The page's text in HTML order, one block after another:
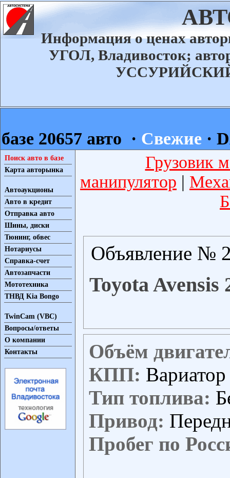
Информация о ценах
УГОЛ, Владивосток;
УССУРИЙСКИЙ
базе 20657 авто · Свежие ·
Поиск авто в базе
Карта авторынка
Автоаукционы
Авто в кредит
Отправка авто
Шины, диски
Тюнинг, обвес
Нотариусы
Справка-счет
Автозапчасти
Мототехника
ТНВД Kia Bongo
TwinCam (VBC)
Вопросы/ответы
О компании
Контакты
Грузовик
манипулятор |
Объявление №
Toyota Avensis
Объём
КПП: Вариатор
Тип топлива:
Привод:
Пробег по